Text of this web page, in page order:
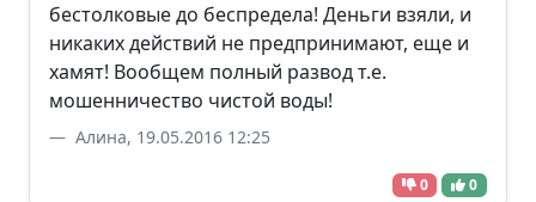
бестолковые до беспредела! Деньги взяли, и
никаких действий не предпринимают, еще и
хамят! Вообщем полный развод т.е.
мошенничество чистой воды!
Алина, 19.05.2016 12:25
0 0